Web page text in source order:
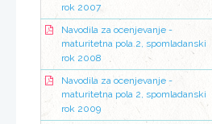
rok 2007
Navodila za ocenjevanje -
maturitetna pola 2, spomladanski
rok 2008
Navodila za ocenjevanje -
maturitetna pola 2, spomladanski
rok 2009